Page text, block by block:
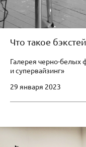
Что такое
Галерея черно-белых
и супервайзинг»
29 января 2023